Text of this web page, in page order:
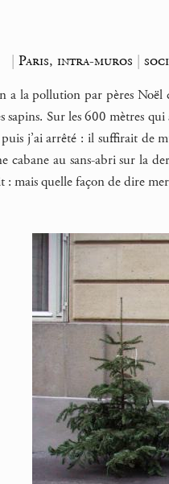
| Paris, intra-muros |
a la pollution par pères Noël
sapins. Sur les 600 mètres
j’ai arrêté : il suffirait de
cabane au sans-abri sur la
: mais quelle façon de dire